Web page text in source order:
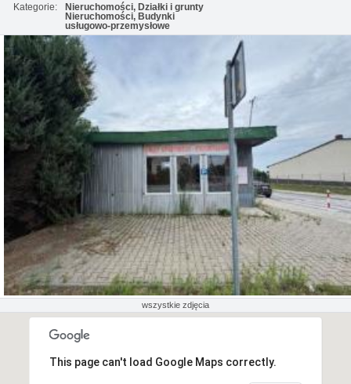
Kategorie:
Nieruchomości, Działki i grunty
Nieruchomości, Budynki
usługowo-przemysłowe
wszystkie zdjęcia
This page can't load Google Maps correctly.